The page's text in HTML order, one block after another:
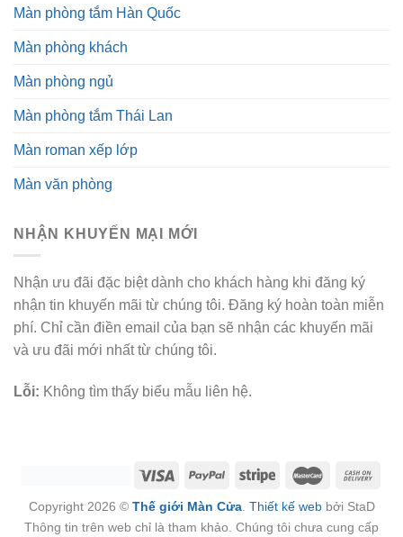
Màn phòng tắm Hàn Quốc
Màn phòng khách
Màn phòng ngủ
Màn phòng tắm Thái Lan
Màn roman xếp lớp
Màn văn phòng
NHẬN KHUYẾN MẠI MỚI
Nhận ưu đãi đặc biệt dành cho khách hàng khi đăng ký
nhận tin khuyến mãi từ chúng tôi. Đăng ký hoàn toàn miễn
phí. Chỉ cần điền email của bạn sẽ nhận các khuyến mãi
và ưu đãi mới nhất từ chúng tôi.
Lỗi: Không tìm thấy biểu mẫu liên hệ.
Copyright 2026 © Thế giới Màn Cửa. Thiết kế webbởi StaD
Thông tin trên web chỉ là tham khảo. Chúng tôi chưa cung cấp